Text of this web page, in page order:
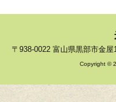
〒938-0022 富山県黒部市金
Copyright ©